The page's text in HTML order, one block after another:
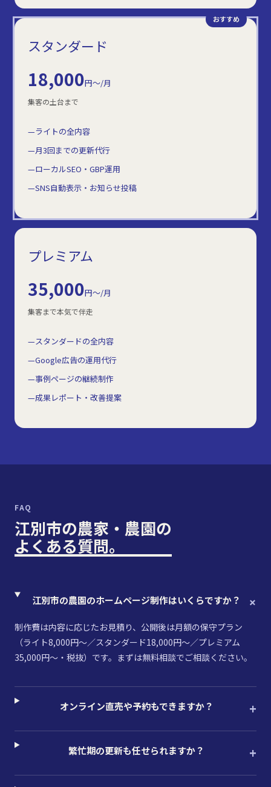
スタンダード
18,000円〜/月
集客の土台まで
ライトの全内容
月3回までの更新代行
ローカルSEO・GBP運用
SNS自動表示・お知らせ投稿
プレミアム
35,000円〜/月
集客まで本気で伴走
スタンダードの全内容
Google広告の運用代行
事例ページの継続制作
成果レポート・改善提案
FAQ
江別市の農家・農園の
よくある質問。
江別市の農園のホームページ制作はいくらですか？
制作費は内容に応じたお見積り、公開後は月額の保守プラン
（ライト8,000円〜／スタンダード18,000円〜／プレミアム
35,000円〜・税抜）です。まずは無料相談でご相談ください。
オンライン直売や予約もできますか？
繁忙期の更新も任せられますか？